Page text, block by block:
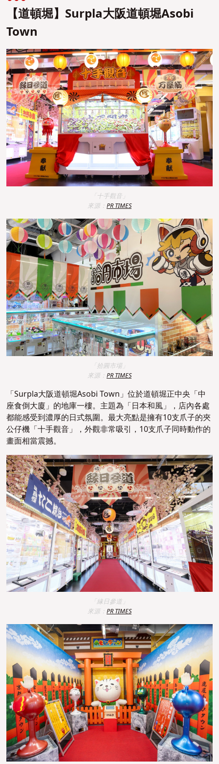
【道頓堀】Surpla大阪道頓堀Asobi
Town
「十手觀音」
來源： PR TIMES
「拾圓市場」
來源： PR TIMES
「Surpla大阪道頓堀Asobi Town」位於道頓堀正中央「中
座食倒大廈」的地庫一樓。主題為「日本和風」，店內各處
都能感受到濃厚的日式氛圍。最大亮點是擁有10支爪子的夾
公仔機「十手觀音」，外觀非常吸引，10支爪子同時動作的
畫面相當震撼。
「緣日參道」
來源： PR TIMES